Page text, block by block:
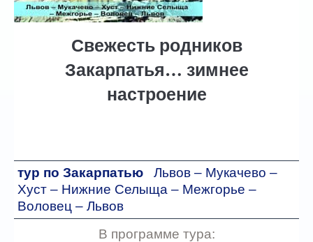
Отели
Контакты
Свежесть родников
Закарпатья… зимнее
настроение
тур по Закарпатью Львов – Мукачево –
Хуст – Нижние Селыща – Межгорье –
Воловец – Львов
В программе тура: